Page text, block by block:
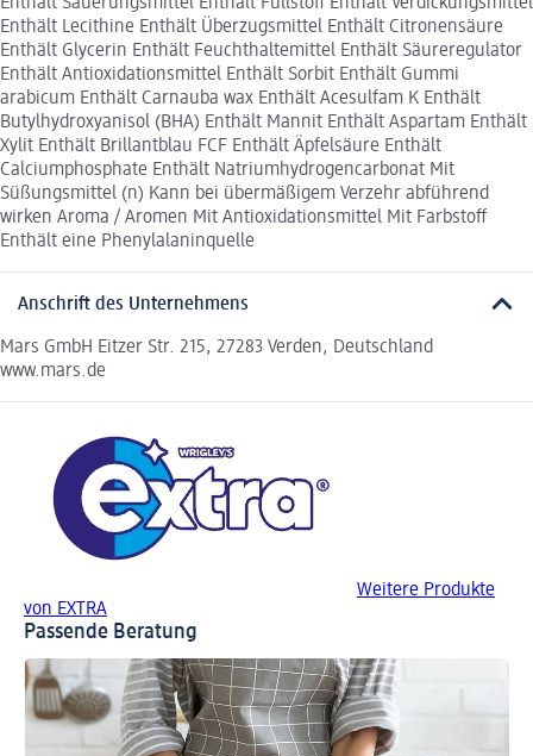
Enthält Säuerungsmittel Enthält Füllstoff Enthält Verdickungsmittel
Enthält Lecithine Enthält Überzugsmittel Enthält Citronensäure
Enthält Glycerin Enthält Feuchthaltemittel Enthält Säureregulator
Enthält Antioxidationsmittel Enthält Sorbit Enthält Gummi
arabicum Enthält Carnauba wax Enthält Acesulfam K Enthält
Butylhydroxyanisol (BHA) Enthält Mannit Enthält Aspartam Enthält
Xylit Enthält Brillantblau FCF Enthält Äpfelsäure Enthält
Calciumphosphate Enthält Natriumhydrogencarbonat Mit
Süßungsmittel (n) Kann bei übermäßigem Verzehr abführend
wirken Aroma / Aromen Mit Antioxidationsmittel Mit Farbstoff
Enthält eine Phenylalaninquelle
Anschrift des Unternehmens
Mars GmbH Eitzer Str. 215, 27283 Verden, Deutschland
www.mars.de
Weitere Produkte
von EXTRA
Passende Beratung